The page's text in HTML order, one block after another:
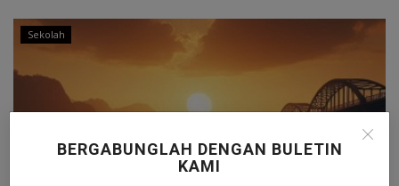
BERGABUNGLAH DENGAN BULETIN
KAMI
Sekolah